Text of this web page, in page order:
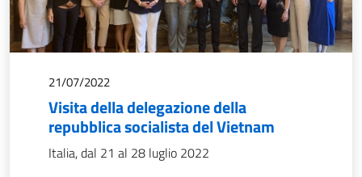
21/07/2022
Visita della delegazione della
repubblica socialista del Vietnam
Italia, dal 21 al 28 luglio 2022